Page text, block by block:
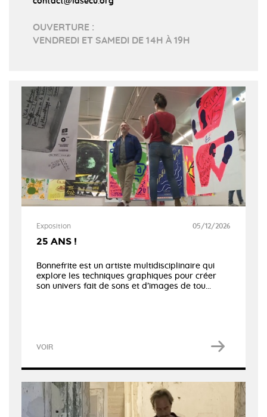
OUVERTURE :
VENDREDI ET SAMEDI DE 14H À 19H
Exposition 05/12/2026
25 ANS !
Bonnefrite est un artiste multidisciplinaire qui
explore les techniques graphiques pour créer
son univers fait de sons et d’images de tou...
VOIR